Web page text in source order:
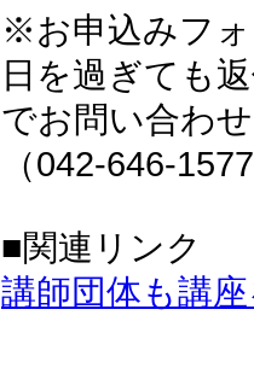
※お申込みフ
日を過ぎても
でお問い合わ
（042-646-
■関連リンク
講師団体も講